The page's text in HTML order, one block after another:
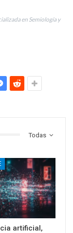
en Semiología y
Todas
artificial,